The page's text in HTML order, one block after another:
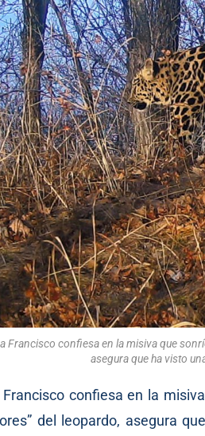
Francisco confiesa en la misiva que
asegura que ha visto
Francisco confiesa en la
del leopardo, asegura